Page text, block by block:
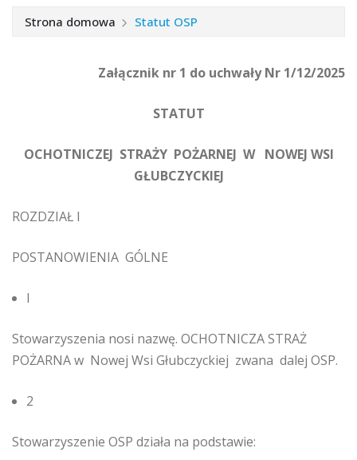
Strona domowa Statut OSP
Załącznik nr 1 do uchwały Nr 1/12/2025
STATUT
OCHOTNICZEJ STRAŻY POŻARNEJ W NOWEJ WSI
GŁUBCZYCKIEJ
ROZDZIAŁ I
POSTANOWIENIA GÓLNE
l
Stowarzyszenia nosi nazwę. OCHOTNICZA STRAŻ
POŻARNA w Nowej Wsi Głubczyckiej zwana dalej OSP.
2
Stowarzyszenie OSP działa na podstawie: